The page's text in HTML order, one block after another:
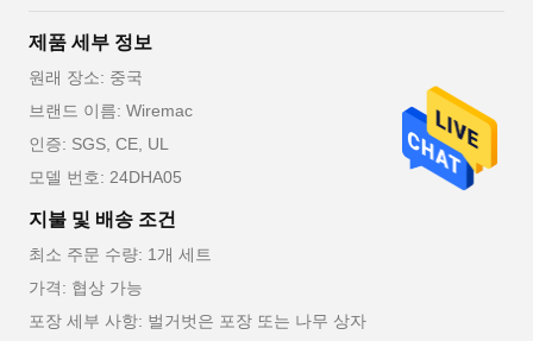
제품 세부 정보
원래 장소: 중국
브랜드 이름: Wiremac
인증: SGS, CE, UL
모델 번호: 24DHA05
지불 및 배송 조건
최소 주문 수량: 1개 세트
가격: 협상 가능
포장 세부 사항: 벌거벗은 포장 또는 나무 상자